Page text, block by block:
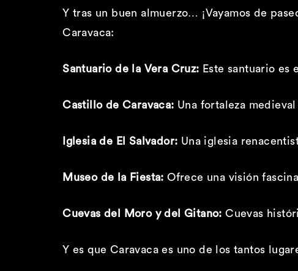
Y tras un buen almuerzo… ¡Vayamos de
Caravaca:
Santuario de la Vera Cruz: Este santuario
Castillo de Caravaca: Una fortaleza
Iglesia de El Salvador: Una iglesia
Museo de la Fiesta: Ofrece una visión
Cuevas del Moro y del Gitano: Cuevas
Y es que Caravaca es uno de los tantos